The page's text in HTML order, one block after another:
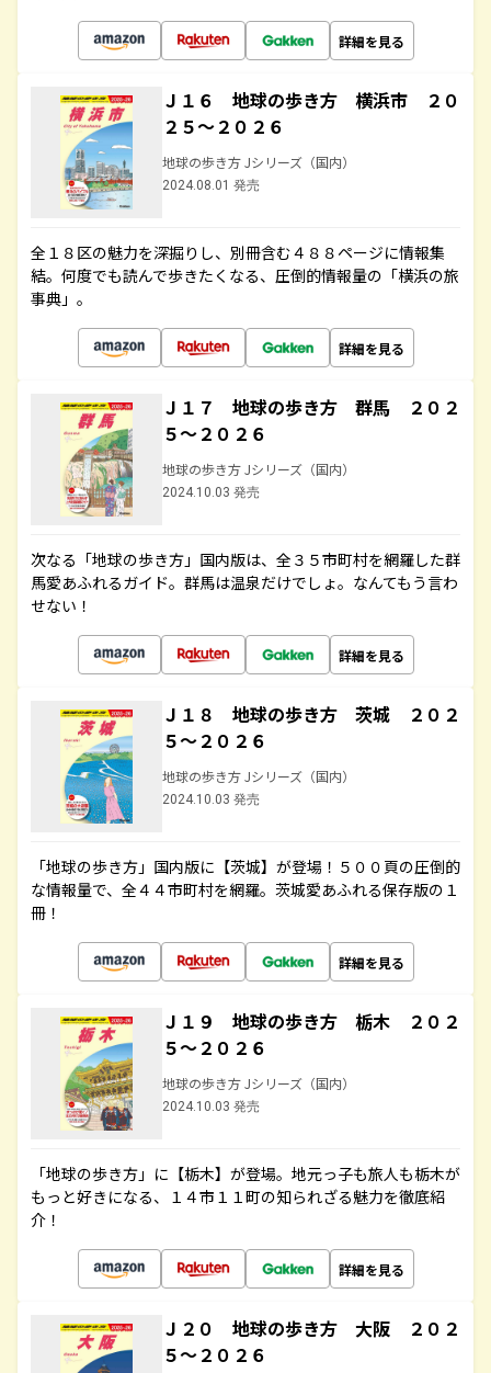
詳細を見る
Ｊ１６ 地球の歩き方 横浜市 ２０
２５～２０２６
地球の歩き方 Jシリーズ（国内）
2024.08.01 発売
全１８区の魅力を深掘りし、別冊含む４８８ページに情報集
結。何度でも読んで歩きたくなる、圧倒的情報量の「横浜の旅
事典」。
詳細を見る
Ｊ１７ 地球の歩き方 群馬 ２０２
５～２０２６
地球の歩き方 Jシリーズ（国内）
2024.10.03 発売
次なる「地球の歩き方」国内版は、全３５市町村を網羅した群
馬愛あふれるガイド。群馬は温泉だけでしょ。なんてもう言わ
せない！
詳細を見る
Ｊ１８ 地球の歩き方 茨城 ２０２
５～２０２６
地球の歩き方 Jシリーズ（国内）
2024.10.03 発売
「地球の歩き方」国内版に【茨城】が登場！５００頁の圧倒的
な情報量で、全４４市町村を網羅。茨城愛あふれる保存版の１
冊！
詳細を見る
Ｊ１９ 地球の歩き方 栃木 ２０２
５～２０２６
地球の歩き方 Jシリーズ（国内）
2024.10.03 発売
「地球の歩き方」に【栃木】が登場。地元っ子も旅人も栃木が
もっと好きになる、１４市１１町の知られざる魅力を徹底紹
介！
詳細を見る
Ｊ２０ 地球の歩き方 大阪 ２０２
５～２０２６